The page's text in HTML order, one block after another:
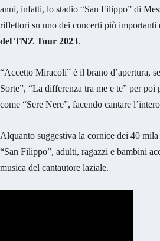
anni, infatti, lo stadio “San Filippo” di
riflettori su uno dei concerti più importanti
del TNZ Tour 2023.
“Accetto Miracoli” è il brano d’apertura,
Sorte”, “La differenza tra me e te” per poi
come “Sere Nere”, facendo cantare
Alquanto suggestiva la cornice dei 40
“San Filippo”, adulti, ragazzi e bambini
musica del cantautore laziale.